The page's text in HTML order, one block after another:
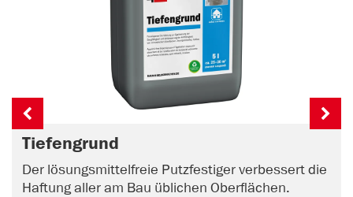
Tiefengrund
Der lösungsmittelfreie Putzfestiger verbessert die
Haftung aller am Bau üblichen Oberflächen.